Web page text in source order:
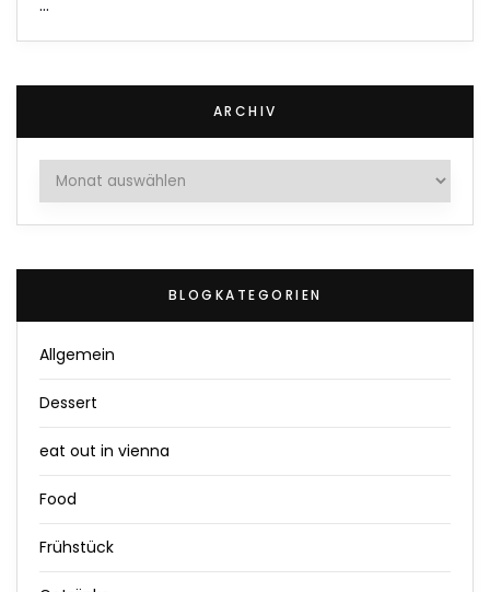
…
ARCHIV
Archiv
BLOGKATEGORIEN
Allgemein
Dessert
eat out in vienna
Food
Frühstück